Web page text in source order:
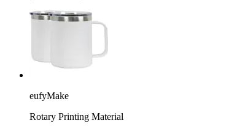
eufyMake
Rotary Printing Material